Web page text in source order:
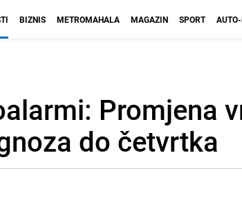
BIZNIS METROMAHALA MAGAZIN SPORT
Promjena
do četvrtka